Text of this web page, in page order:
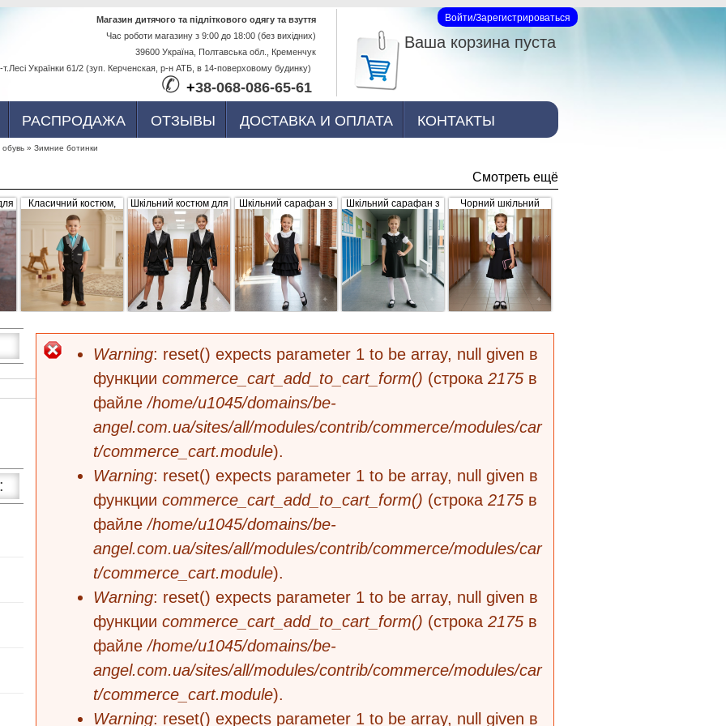
Перейти к
основному
содержанию
РАСПРОДАЖА ОТЗЫВЫ ДОСТАВКА И ОПЛАТА КОНТАКТЫ
Вход на сайт
Войти/Зарегистрироваться
Ваша корзина пуста
Магазин дитячого та підліткового одягу та взуття
Час роботи магазину з 9:00 до 18:00 (без вихідних)
39600 Україна, Полтавська обл., Кременчук
т.Лесі Українки 61/2 (зуп. Керченская, р-н АТБ, в 14-поверховому будинку)
✆ +38-068-086-65-61
» Зимние ботинки
Смотреть ещё
Класичний костюм,
чорний з сіро-білими
вставками (жилетка +
штани)
Шкільний костюм для
дівчинки, трійка
Шкільний сарафан з
рюшами, чорний
Шкільний сарафан з
брошкою, чорний
Чорний шкільний
сарафан для дівчинки
з рюшками внизу та
завищеним поясом
(арт.398)
Рюкзаки оптом
Одежда оптом
Настольные игры
Электронные игрушки
Заводные игрушки
Сообщение об ошибке
Warning: reset() expects parameter 1 to be array, null given в
функции commerce_cart_add_to_cart_form() (строка 2175 в
файле/home/u1045/domains/be-
angel.com.ua/sites/all/modules/contrib/commerce/modules/car
t/commerce_cart.module).
Warning: reset() expects parameter 1 to be array, null given в
функции commerce_cart_add_to_cart_form() (строка 2175 в
файле/home/u1045/domains/be-
angel.com.ua/sites/all/modules/contrib/commerce/modules/car
t/commerce_cart.module).
Warning: reset() expects parameter 1 to be array, null given в
функции commerce_cart_add_to_cart_form() (строка 2175 в
файле/home/u1045/domains/be-
angel.com.ua/sites/all/modules/contrib/commerce/modules/car
t/commerce_cart.module).
Warning: reset() expects parameter 1 to be array, null given в